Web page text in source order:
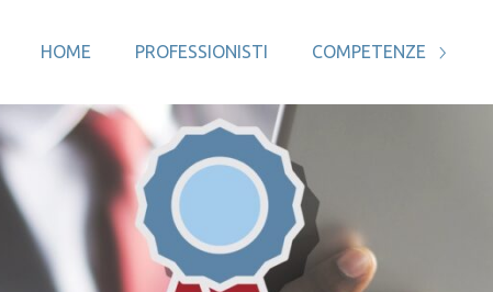
HOME PROFESSIONISTI COMPETENZE